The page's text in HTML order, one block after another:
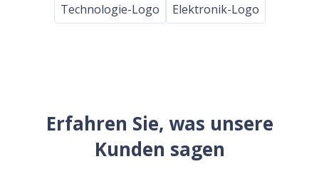
Technologie-Logo
Elektronik-Logo
Erfahren Sie, was unsere
Kunden sagen